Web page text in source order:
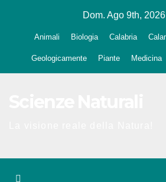
Dom. Ago 9th, 2026
Animali Biologia Calabria
Geologicamente Piante Medicina